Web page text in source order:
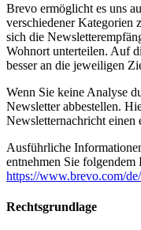
Brevo ermöglicht es uns
verschiedener Kategorien
sich die
Wohnort unterteilen. Auf
besser an die jeweiligen
Wenn Sie keine Analyse
Newsletter abbestellen.
Newsletternachricht einen
Ausführliche
entnehmen Sie folgendem
https://www.brevo.com/
Rechtsgrundlage